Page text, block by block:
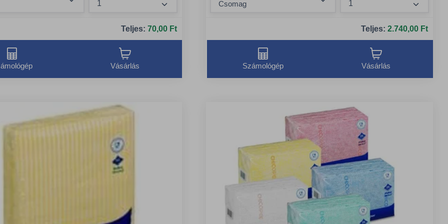
Összeg növelése
Teljes: 70,00 Ft
Vásárlás
marad
Összeg
Teljes: 2.740,00 Ft
Számológép Vásárlás